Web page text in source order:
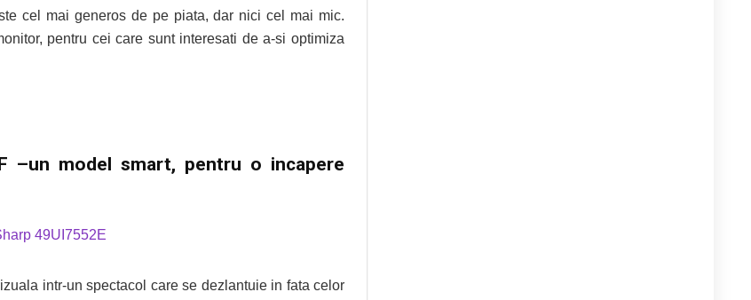
cel mai generos de pe piata, dar nici cel mai mic.
pentru cei care sunt interesati de a-si optimiza
–un model smart, pentru o incapere
49UI7552E
intr-un spectacol care se dezlantuie in fata celor